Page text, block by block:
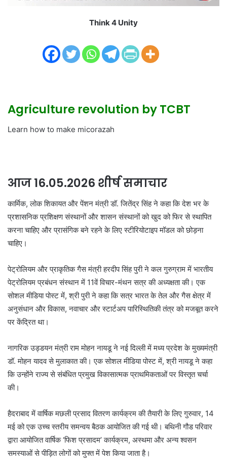
Think 4 Unity
Agriculture revolution by TCBT
Learn how to make micorazah
आज 16.05.2026 शीर्ष समाचार
कार्मिक, लोक शिकायत और पेंशन मंत्री डॉ. जितेंद्र सिंह ने कहा कि देश भर के
प्रशासनिक प्रशिक्षण संस्थानों और शासन संस्थानों को खुद को फिर से स्थापित
करना चाहिए और प्रासंगिक बने रहने के लिए स्टीरियोटाइप मॉडल को छोड़ना
चाहिए।
पेट्रोलियम और प्राकृतिक गैस मंत्री हरदीप सिंह पुरी ने कल गुरुग्राम में भारतीय
पेट्रोलियम प्रबंधन संस्थान में 11वें विचार-मंथन सत्र की अध्यक्षता की। एक
सोशल मीडिया पोस्ट में, श्री पुरी ने कहा कि सत्र भारत के तेल और गैस क्षेत्र में
अनुसंधान और विकास, नवाचार और स्टार्टअप पारिस्थितिकी तंत्र को मजबूत करने
पर केंद्रित था।
नागरिक उड्डयन मंत्री राम मोहन नायडू ने नई दिल्ली में मध्य प्रदेश के मुख्यमंत्री
डॉ. मोहन यादव से मुलाकात की। एक सोशल मीडिया पोस्ट में, श्री नायडू ने कहा
कि उन्होंने राज्य से संबंधित प्रमुख विकासात्मक प्राथमिकताओं पर विस्तृत चर्चा
की।
हैदराबाद में वार्षिक मछली प्रसाद वितरण कार्यक्रम की तैयारी के लिए गुरुवार, 14
मई को एक उच्च स्तरीय समन्वय बैठक आयोजित की गई थी। बथिनी गौड परिवार
द्वारा आयोजित वार्षिक ‘फिश प्रसादम’ कार्यक्रम, अस्थमा और अन्य श्वसन
समस्याओं से पीड़ित लोगों को मुफ्त में पेश किया जाता है।